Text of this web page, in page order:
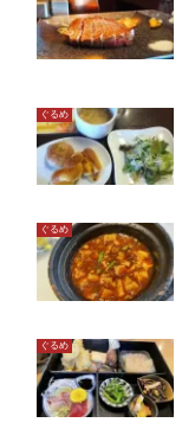
ぐるめ
ぐるめ
ぐるめ